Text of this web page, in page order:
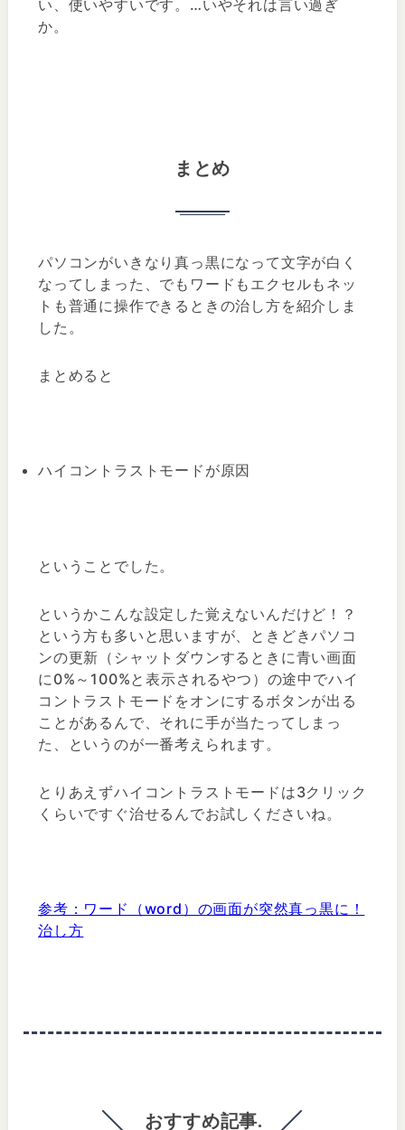
い、使いやすいです。…いやそれは言い過ぎ
か。
まとめ
パソコンがいきなり真っ黒になって文字が白く
なってしまった、でもワードもエクセルもネッ
トも普通に操作できるときの治し方を紹介しま
した。
まとめると
ハイコントラストモードが原因
ということでした。
というかこんな設定した覚えないんだけど！？
という方も多いと思いますが、ときどきパソコ
ンの更新（シャットダウンするときに青い画面
に0%～100%と表示されるやつ）の途中でハイ
コントラストモードをオンにするボタンが出る
ことがあるんで、それに手が当たってしまっ
た、というのが一番考えられます。
とりあえずハイコントラストモードは3クリック
くらいですぐ治せるんでお試しくださいね。
参考：ワード（word）の画面が突然真っ黒に！
治し方
おすすめ記事.